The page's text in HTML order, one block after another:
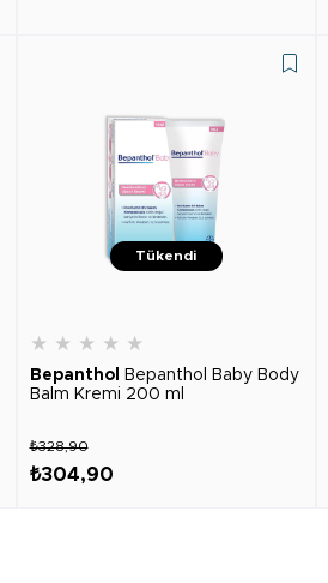
Tükendi
★ ★ ★ ★ ★
Bepanthol
Bepanthol Baby Body
Balm Kremi 200 ml
₺304,90
₺328,90